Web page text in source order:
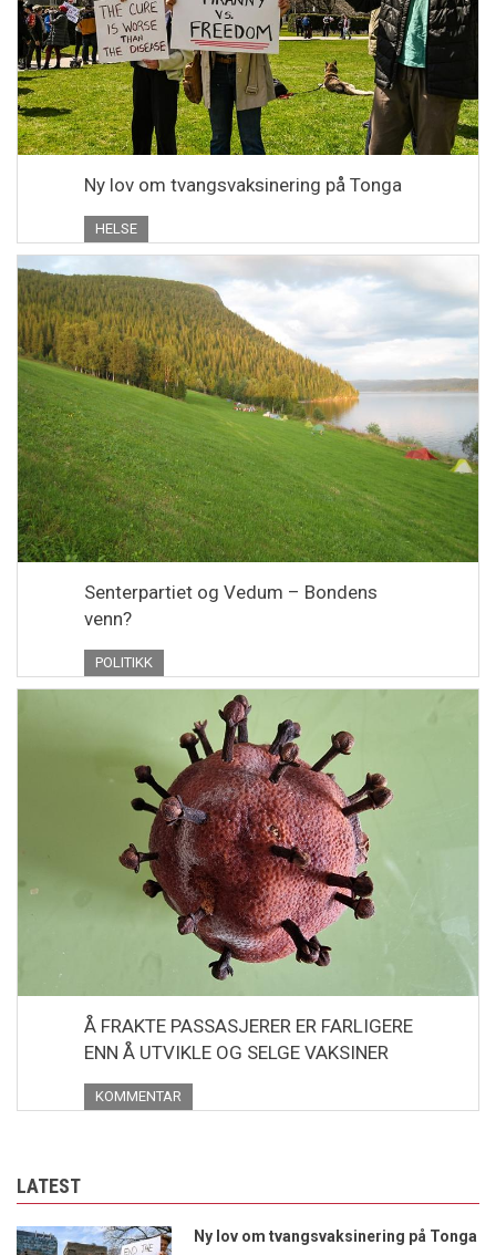
Ny lov om tvangsvaksinering på Tonga
HELSE
Senterpartiet og Vedum – Bondens
venn?
POLITIKK
Å FRAKTE PASSASJERER ER FARLIGERE
ENN Å UTVIKLE OG SELGE VAKSINER
KOMMENTAR
LATEST
Ny lov om tvangsvaksinering på Tonga